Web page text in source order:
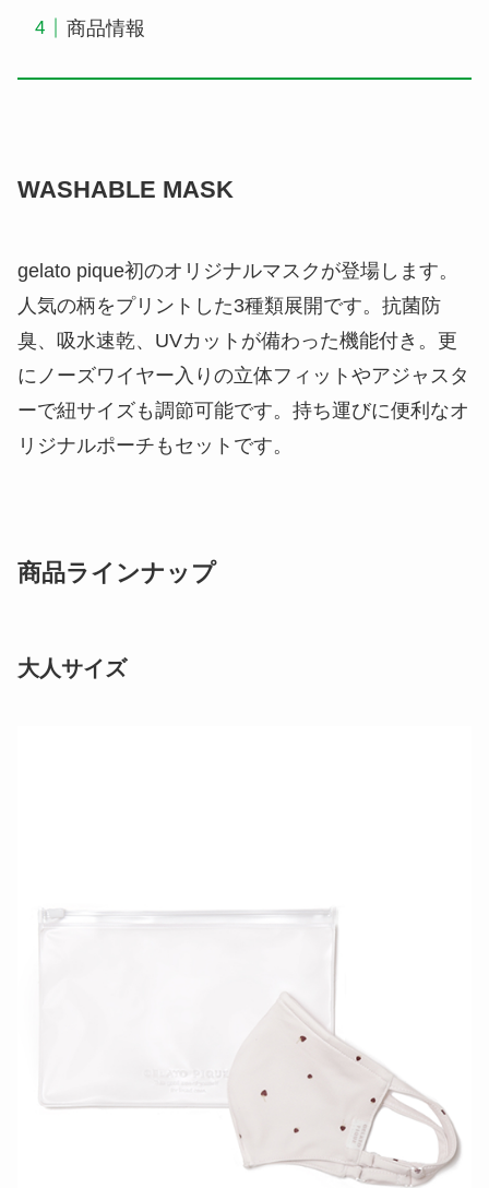
商品情報
WASHABLE MASK
gelato pique初のオリジナルマスクが登場します。
人気の柄をプリントした3種類展開です。抗菌防
臭、吸水速乾、UVカットが備わった機能付き。更
にノーズワイヤー入りの立体フィットやアジャスタ
ーで紐サイズも調節可能です。持ち運びに便利なオ
リジナルポーチもセットです。
商品ラインナップ
大人サイズ